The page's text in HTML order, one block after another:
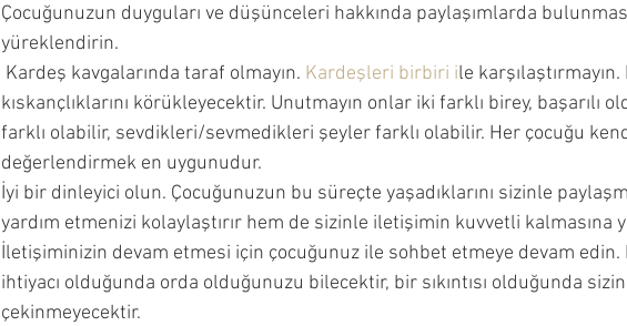
Çocuğunuzun duyguları ve düşünceleri hakkında paylaşımlarda
yüreklendirin.
Kardeş kavgalarında taraf olmayın. Kardeşleri birbiri ile karşılaştırmayın.
kıskançlıklarını körükleyecektir. Unutmayın onlar iki farklı birey, başarılı
farklı olabilir, sevdikleri/sevmedikleri şeyler farklı olabilir. Her çocuğu
değerlendirmek en uygunudur.
İyi bir dinleyici olun. Çocuğunuzun bu süreçte yaşadıklarını sizinle
yardım etmenizi kolaylaştırır hem de sizinle iletişimin kuvvetli kalmasına
İletişiminizin devam etmesi için çocuğunuz ile sohbet etmeye devam edin.
ihtiyacı olduğunda orda olduğunuzu bilecektir, bir sıkıntısı olduğunda
çekinmeyecektir.